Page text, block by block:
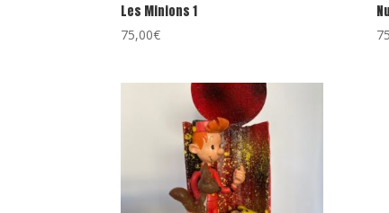
Les Minions 1
75,00€